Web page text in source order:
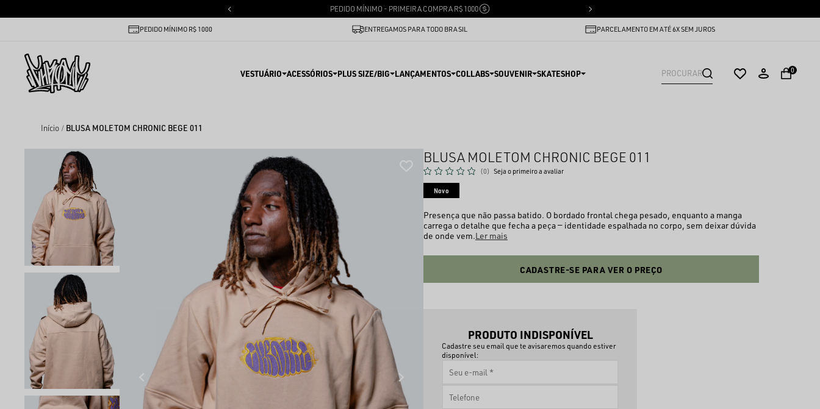
PEDIDO MÍNIMO - PRIMEIRA COMPRA R$ 1000
PEDIDO MÍNIMO R$ 1000 ENTREGAMOS PARA TODO BRASIL PARCELAMENTO EM ATÉ 6X SEM JUROS
VESTUÁRIO ACESSÓRIOS PLUS SIZE/BIG LANÇAMENTOS COLLABS SOUVENIR SKATESHOP 0
Início BLUSA MOLETOM CHRONIC BEGE 011
BLUSA MOLETOM CHRONIC BEGE 011
(0) Seja o primeiro a avaliar
Novo
Presença que não passa batido. O bordado frontal chega pesado, enquanto a manga
carrega o detalhe que fecha a peça — identidade espalhada no corpo, sem deixar dúvida
de onde vem.Ler mais
CADASTRE-SE PARA VER O PREÇO
PRODUTO INDISPONÍVEL
Cadastre seu email que te avisaremos quando estiver
disponível: